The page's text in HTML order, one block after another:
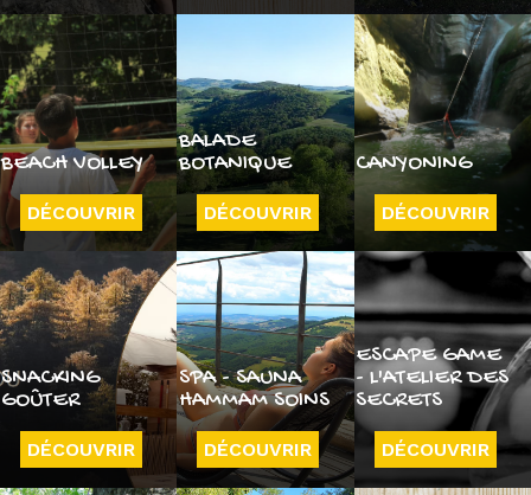
BEACH VOLLEY
DÉCOUVRIR
BALADE
BOTANIQUE
DÉCOUVRIR
CANYONING
DÉCOUVRIR
SNACKING
GOÛTER
DÉCOUVRIR
SPA - SAUNA
HAMMAM SOINS
DÉCOUVRIR
ESCAPE GAME
- L'ATELIER DES
SECRETS
DÉCOUVRIR